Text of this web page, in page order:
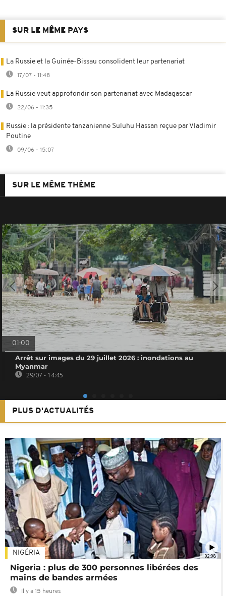
SUR LE MÊME PAYS
La Russie et la Guinée-Bissau consolident leur partenariat
17/07 - 11:48
La Russie veut approfondir son partenariat avec Madagascar
22/06 - 11:35
Russie : la présidente tanzanienne Suluhu Hassan reçue par Vladimir
Poutine
09/06 - 15:07
SUR LE MÊME THÈME
01:00
Arrêt sur images du 29 juillet 2026 : inondations au
Myanmar
29/07 - 14:45
PLUS D'ACTUALITÉS
02:08
NIGÉRIA
Nigeria : plus de 300 personnes libérées des
mains de bandes armées
Il y a 15 heures